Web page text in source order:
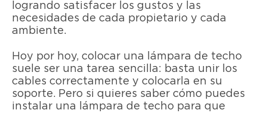
logrando satisfacer los gustos y las
necesidades de cada propietario y cada
ambiente.
Hoy por hoy, colocar una lámpara de techo
suele ser una tarea sencilla: basta unir los
cables correctamente y colocarla en su
soporte. Pero si quieres saber cómo puedes
instalar una lámpara de techo para que